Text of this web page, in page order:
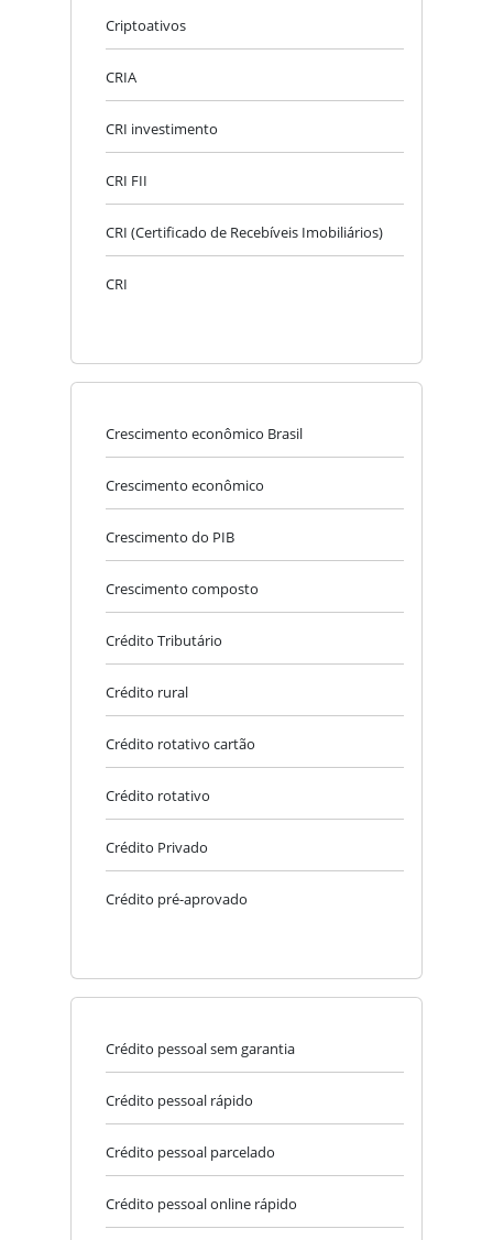
Criptoativos
CRIA
CRI investimento
CRI FII
CRI (Certificado de Recebíveis Imobiliários)
CRI
Crescimento econômico Brasil
Crescimento econômico
Crescimento do PIB
Crescimento composto
Crédito Tributário
Crédito rural
Crédito rotativo cartão
Crédito rotativo
Crédito Privado
Crédito pré-aprovado
Crédito pessoal sem garantia
Crédito pessoal rápido
Crédito pessoal parcelado
Crédito pessoal online rápido